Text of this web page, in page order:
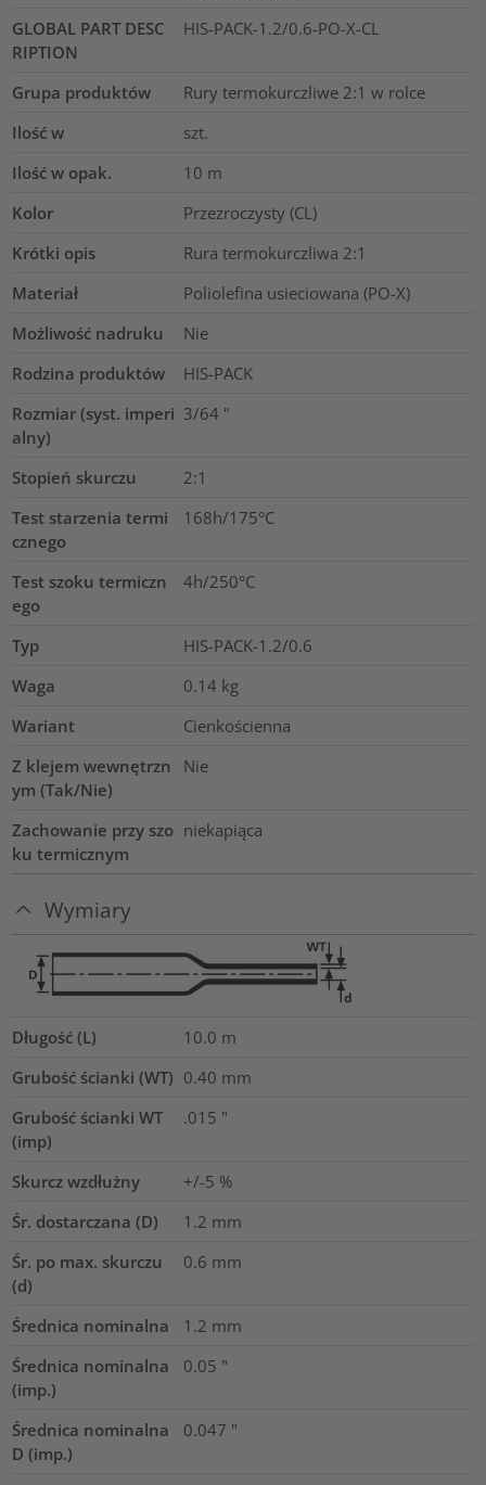
GLOBAL PART DESC
RIPTION
HIS-PACK-1.2/0.6-PO-X-CL
Grupa produktów
Rury termokurczliwe 2:1 w rolce
Ilość w
szt.
Ilość w opak.
10 m
Kolor
Przezroczysty (CL)
Krótki opis
Rura termokurczliwa 2:1
Materiał
Poliolefina usieciowana (PO-X)
Możliwość nadruku
Nie
Rodzina produktów
HIS-PACK
Rozmiar (syst. imperi
alny)
3/64 "
Stopień skurczu
2:1
Test starzenia termi
cznego
168h/175°C
Test szoku termiczn
ego
4h/250°C
Typ
HIS-PACK-1.2/0.6
Waga
0.14 kg
Wariant
Cienkościenna
Z klejem wewnętrzn
ym (Tak/Nie)
Nie
Zachowanie przy szo
ku termicznym
niekapiąca
Wymiary
Długość (L) 10.0 m
Grubość ścianki (WT) 0.40 mm
Grubość ścianki WT
(imp)
.015 "
Skurcz wzdłużny
+/-5 %
Śr. dostarczana (D)
1.2 mm
Śr. po max. skurczu
(d)
0.6 mm
Średnica nominalna 1.2 mm
Średnica nominalna
(imp.)
0.05 "
Średnica nominalna
D (imp.)
0.047 "